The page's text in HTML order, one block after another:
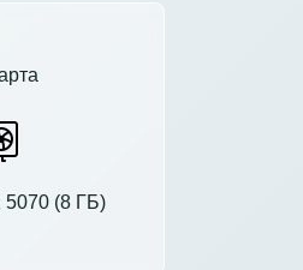
5070 (8 ГБ)